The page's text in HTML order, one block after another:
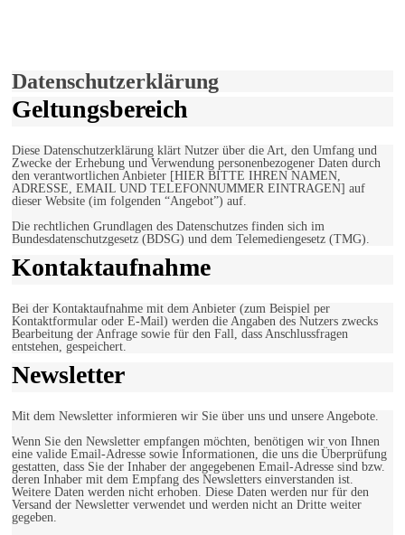
Datenschutzerklärung
Geltungsbereich
Diese Datenschutzerklärung klärt Nutzer über die Art, den Umfang und
Zwecke der Erhebung und Verwendung personenbezogener Daten durch
den verantwortlichen Anbieter [HIER BITTE IHREN NAMEN,
ADRESSE, EMAIL UND TELEFONNUMMER EINTRAGEN] auf
dieser Website (im folgenden “Angebot”) auf.
Die rechtlichen Grundlagen des Datenschutzes finden sich im
Bundesdatenschutzgesetz (BDSG) und dem Telemediengesetz (TMG).
Kontaktaufnahme
Bei der Kontaktaufnahme mit dem Anbieter (zum Beispiel per
Kontaktformular oder E-Mail) werden die Angaben des Nutzers zwecks
Bearbeitung der Anfrage sowie für den Fall, dass Anschlussfragen
entstehen, gespeichert.
Newsletter
Mit dem Newsletter informieren wir Sie über uns und unsere Angebote.
Wenn Sie den Newsletter empfangen möchten, benötigen wir von Ihnen
eine valide Email-Adresse sowie Informationen, die uns die Überprüfung
gestatten, dass Sie der Inhaber der angegebenen Email-Adresse sind bzw.
deren Inhaber mit dem Empfang des Newsletters einverstanden ist.
Weitere Daten werden nicht erhoben. Diese Daten werden nur für den
Versand der Newsletter verwendet und werden nicht an Dritte weiter
gegeben.